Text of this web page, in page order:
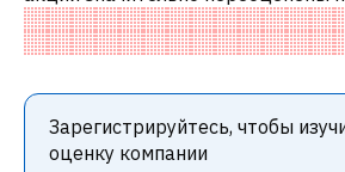
аналогичными акциями. В
компании переоценена по P/E.
Зарегистрируйтесь, чтобы
оценку компании